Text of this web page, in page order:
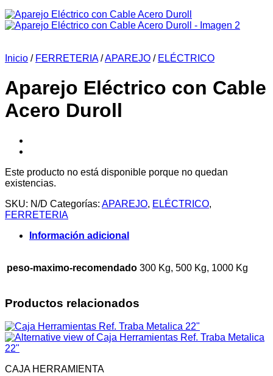
Inicio / FERRETERIA /APAREJO / ELÉCTRICO
Aparejo Eléctrico con Cable
Acero Duroll
Este producto no está disponible porque no quedan
existencias.
SKU: N/D Categorías: APAREJO, ELÉCTRICO,
FERRETERIA
Información adicional
peso-maximo-recomendado 300 Kg, 500 Kg, 1000 Kg
Productos relacionados
CAJA HERRAMIENTA